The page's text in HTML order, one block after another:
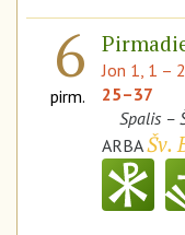
6
pirm.
Jon 1, 1 –
25–37
Spalis –
ARBAŠv.